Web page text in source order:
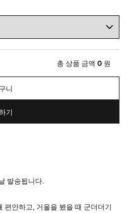
총 상품 금액 0 원
니
기
발송됩니다.
편안하고, 거울을 봤을 때 군더더기